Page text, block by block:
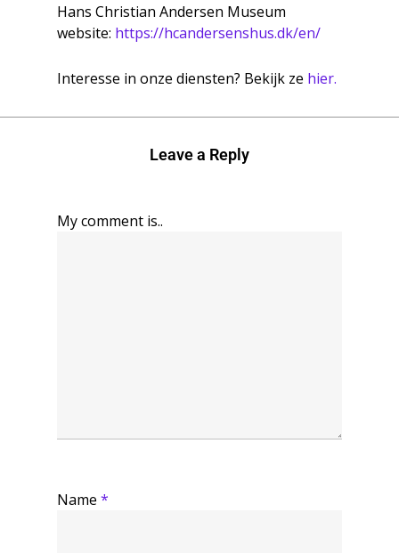
Hans Christian Andersen Museum
website: https://hcandersenshus.dk/en/
Interesse in onze diensten? Bekijk ze hier.
Leave a Reply
My comment is..
Name *